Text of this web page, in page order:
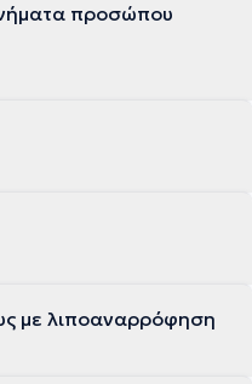
προσώπου
με λιποαναρρόφηση